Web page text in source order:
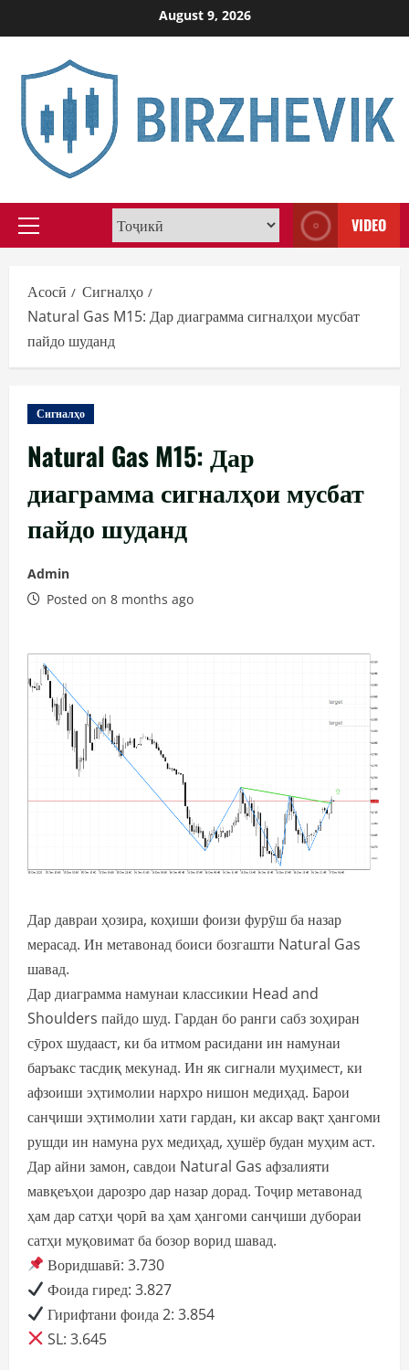
to
August 9, 2026
Primary
VIDEO
Асосӣ
Сигналҳо
Natural Gas M15: Дар диаграмма сигналҳои мусбат
пайдо шуданд
Сигналҳо
Natural Gas M15: Дар
диаграмма сигналҳои мусбат
пайдо шуданд
Admin
Posted on 8 months ago
Дар давраи ҳозира, коҳиши фоизи фурӯш ба назар
мерасад. Ин метавонад боиси бозгашти Natural Gas
шавад.
Дар диаграмма намунаи классикии Head and
Shoulders пайдо шуд. Гардан бо ранги сабз зоҳиран
сӯрох шудааст, ки ба итмом расидани ин намунаи
баръакс тасдиқ мекунад. Ин як сигнали муҳимест, ки
афзоиши эҳтимолии нархро нишон медиҳад. Барои
санҷиши эҳтимолии хати гардан, ки аксар вақт ҳангоми
рушди ин намуна рух медиҳад, ҳушёр будан муҳим аст.
Дар айни замон, савдои Natural Gas афзалияти
мавқеъҳои дарозро дар назар дорад. Тоҷир метавонад
ҳам дар сатҳи ҷорӣ ва ҳам ҳангоми санҷиши дубораи
сатҳи муқовимат ба бозор ворид шавад.
Воридшавӣ: 3.730
Фоида гиред: 3.827
Гирифтани фоида 2: 3.854
SL: 3.645